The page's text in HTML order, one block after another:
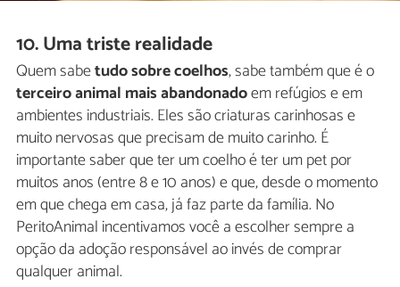
10. Uma triste realidade
Quem sabetudo sobre coelhos, sabe também que é o
terceiro animal mais abandonadoem refúgios e em
ambientes industriais. Eles são criaturas carinhosas e
muito nervosas que precisam de muito carinho. É
importante saber que ter um coelho é ter um pet por
muitos anos (entre 8 e 10 anos) e que, desde o momento
em que chega em casa, já faz parte da família. No
PeritoAnimal incentivamos você a escolher sempre a
opção da adoção responsável ao invés de comprar
qualquer animal.